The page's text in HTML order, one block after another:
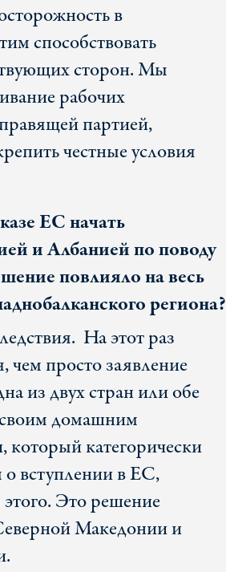
в
способствовать
сторон. Мы
рабочих
партией,
честные условия
ЕС начать
и Албанией по поводу
повлияло на весь
региона?
На этот раз
чем просто заявление
из двух стран или обе
своим домашним
категорически
о вступлении в ЕС,
Это решение
Македонии и